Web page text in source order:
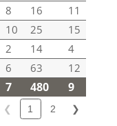
7 480 9
8 16 11
10 25 15
2 14 4
6 63 12
7 480 9
❮ 1 2 ❯